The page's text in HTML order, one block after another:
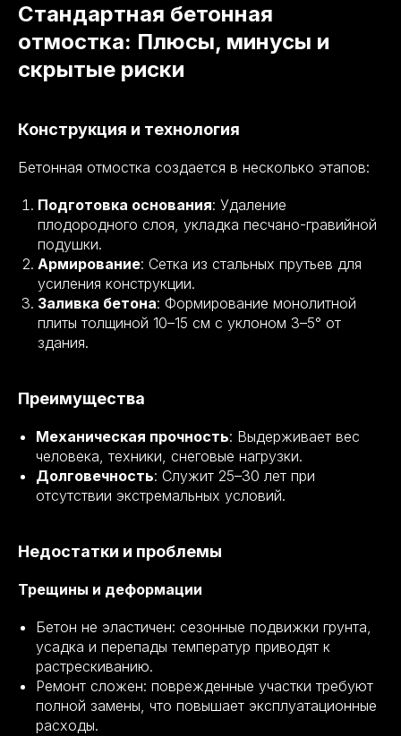
Стандартная бетонная
отмостка: Плюсы, минусы и
скрытые риски
Конструкция и технология
Бетонная отмостка создается в несколько этапов:
Подготовка основания: Удаление
плодородного слоя, укладка песчано-гравийной
подушки.
Армирование: Сетка из стальных прутьев для
усиления конструкции.
Заливка бетона: Формирование монолитной
плиты толщиной 10–15 см с уклоном 3–5° от
здания.
Преимущества
Механическая прочность: Выдерживает вес
человека, техники, снеговые нагрузки.
Долговечность: Служит 25–30 лет при
отсутствии экстремальных условий.
Недостатки и проблемы
Трещины и деформации
Бетон не эластичен: сезонные подвижки грунта,
усадка и перепады температур приводят к
растрескиванию.
Ремонт сложен: поврежденные участки требуют
полной замены, что повышает эксплуатационные
расходы.